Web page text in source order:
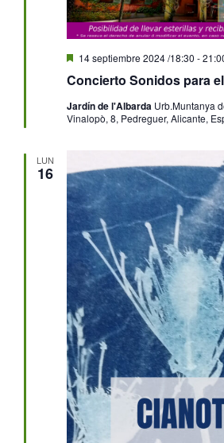
Concierto Sonidos para
Destacado
14 septiembre 2024 /18:30 -
Jardín de l'Albarda Urb.Muntanya
Vinalopò, 8, Pedreguer, Alicante,
LUN
16